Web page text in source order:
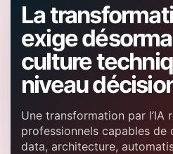
La
exige
culture
niveau
Une transformation par l’IA
professionnels capables de
data, architecture,